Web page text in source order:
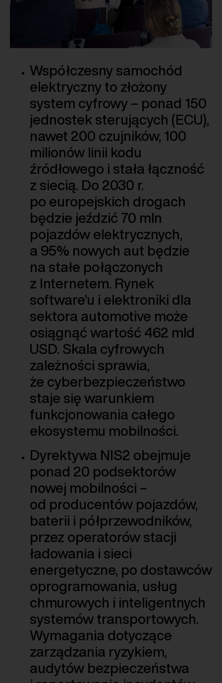
Współczesny samochód
elektryczny to złożony
system cyfrowy – ponad 150
jednostek sterujących (ECU),
nawet 200 czujników, 100
milionów linii kodu
źródłowego i stała łączność
z siecią. Do 2030 r.
po europejskich drogach
będzie jeździć 70 mln
pojazdów elektrycznych,
a 95% nowych aut będzie
na stałe połączonych
z Internetem. Rynek
software’u i elektroniki dla
sektora automotive może
osiągnąć wartość 462 mld
USD. Skala cyfrowych
zależności sprawia,
że cyberbezpieczeństwo
staje się warunkiem
funkcjonowania całego
ekosystemu mobilności.
Dyrektywa NIS2 obejmuje
ponad 20 podsektorów
nowej mobilności –
od producentów pojazdów,
baterii i półprzewodników,
przez operatorów stacji
ładowania i sieci
energetyczne, po dostawców
oprogramowania, usług
chmurowych i inteligentnych
systemów transportowych.
Wymagania dotyczące
zarządzania ryzykiem,
audytów bezpieczeństwa